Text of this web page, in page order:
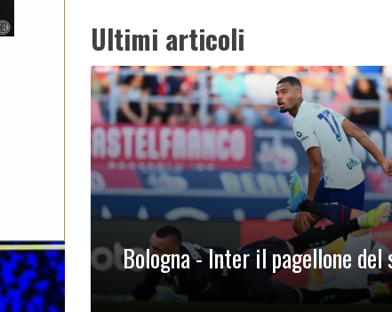
Ultimi articoli
Bologna - Inter il pagellone del